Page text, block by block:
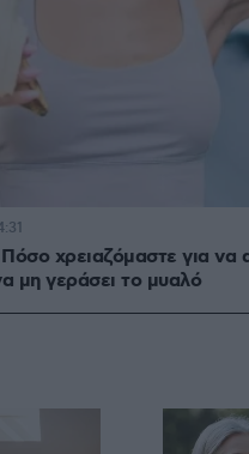
χρειαζόμαστε για να
μη γεράσει το μυαλό